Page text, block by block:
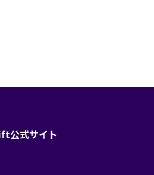
公式サイト